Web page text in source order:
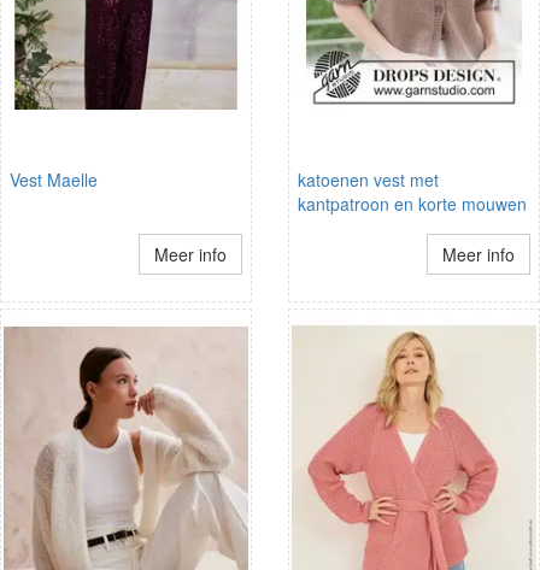
Vest Maelle
Meer info
katoenen vest met
kantpatroon en korte mouwen
Meer info